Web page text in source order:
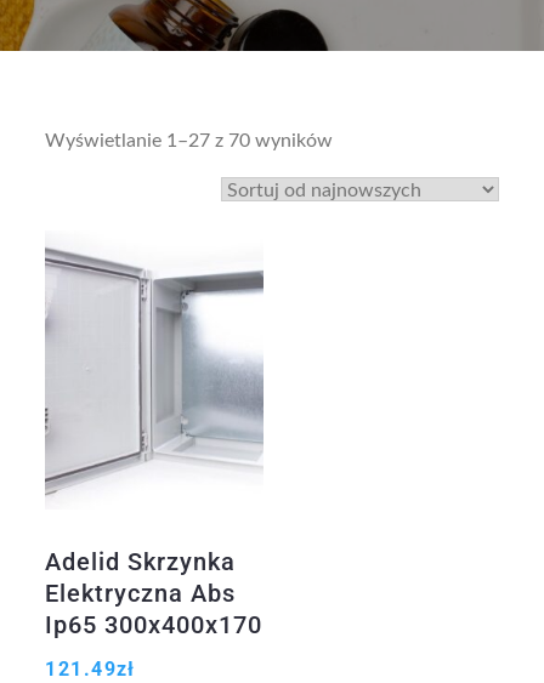
Wyświetlanie 1–27 z 70 wyników
by
latest
Adelid Skrzynka
Elektryczna Abs
Ip65 300x400x170
OP300400170
121.49zł